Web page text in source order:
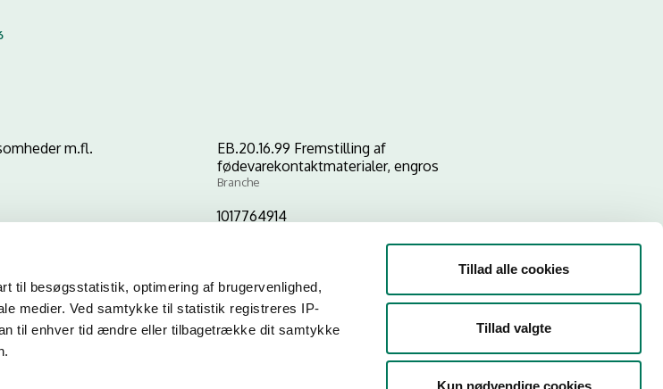
til besøgsstatistik, optimering af brugervenlighed,
medier. Ved samtykke til statistik registreres IP-
til enhver tid ændre eller tilbagetrække dit samtykke
Tillad alle cookies
Tillad valgte
Kun nødvendige cookies
m.fl.
EB.20.16.99 Fremstilling af
fødevarekontaktmaterialer, engros
Branche
1017764914
på virksomhedens hjemmeside